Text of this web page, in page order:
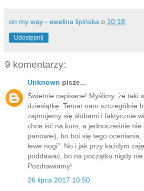
on my way - ewelina lipińska o 10:18
Udostępnij
9 komentarzy:
Unknown pisze...
Świetnie napisane! Myślimy, że taki
dziesiątkę. Temat nam szczególnie
zajmujemy się ślubami i faktycznie
chce iść na kurs, a jednocześnie nie
panowie), bo boi się tego oceniania,
lewe nogi”. No i jak przy każdym
poddawać, bo na początku nigdy
Pozdrawiamy!
26 lipca 2017 10:50